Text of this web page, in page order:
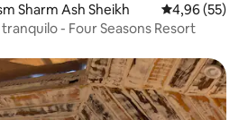
Sharm Ash Sheikh Classificação
4,96 (55)
- Four Seasons Resort